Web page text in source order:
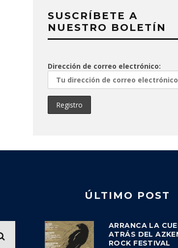
SUSCRÍBETE A
NUESTRO BOLETÍN
Dirección de correo electrónico:
ÚLTIMO POST
ARRANCA LA
ATRÁS DEL
ROCK FESTIVAL